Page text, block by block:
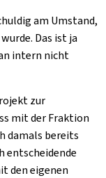
am Umstand,
Das ist ja
intern nicht
zur
mit der Fraktion
damals bereits
entscheidende
den eigenen